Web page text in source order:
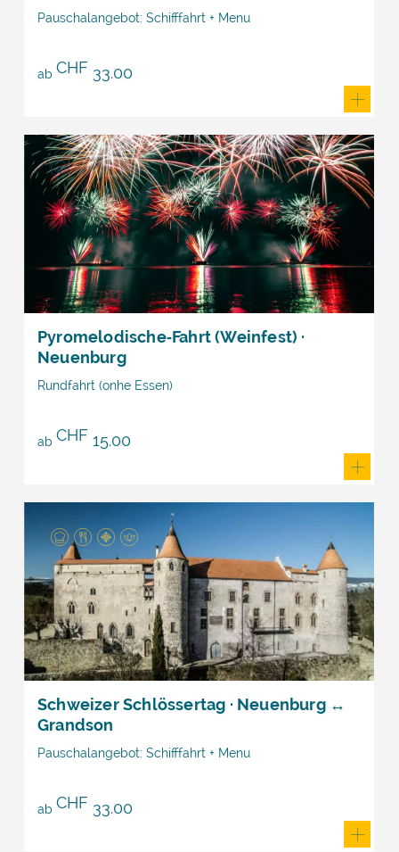
Pauschalangebot: Schifffahrt + Menu
ab CHF 33.00
Pyromelodische‑Fahrt (Weinfest) ·
Neuenburg
Rundfahrt (onhe Essen)
ab CHF 15.00
Schweizer Schlössertag · Neuenburg ↔
Grandson
Pauschalangebot: Schifffahrt + Menu
ab CHF 33.00